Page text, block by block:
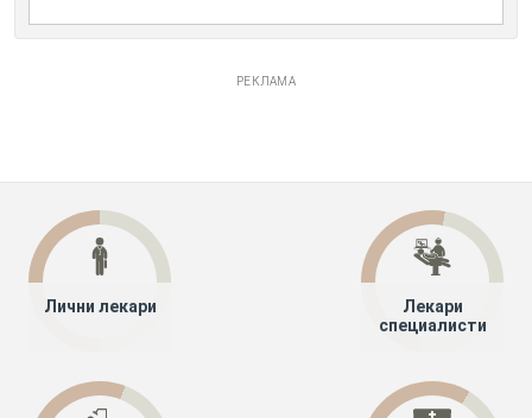
РЕКЛАМА
Лични лекари
Лекари
специалисти